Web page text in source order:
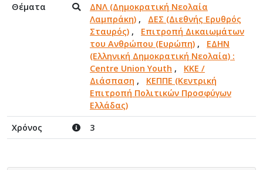
Θέματα
ΔΝΛ (Δημοκρατική Νεολαία
Λαμπράκη) , ΔΕΣ (Διεθνής Ερυθρός
Σταυρός) , Επιτροπή Δικαιωμάτων
του Ανθρώπου (Ευρώπη) , ΕΔΗΝ
(Ελληνική Δημοκρατική Νεολαία) :
Centre Union Youth , ΚΚΕ /
Διάσπαση , ΚΕΠΠΕ (Κεντρική
Επιτροπή Πολιτικών Προσφύγων
Ελλάδας)
Χρόνος
3